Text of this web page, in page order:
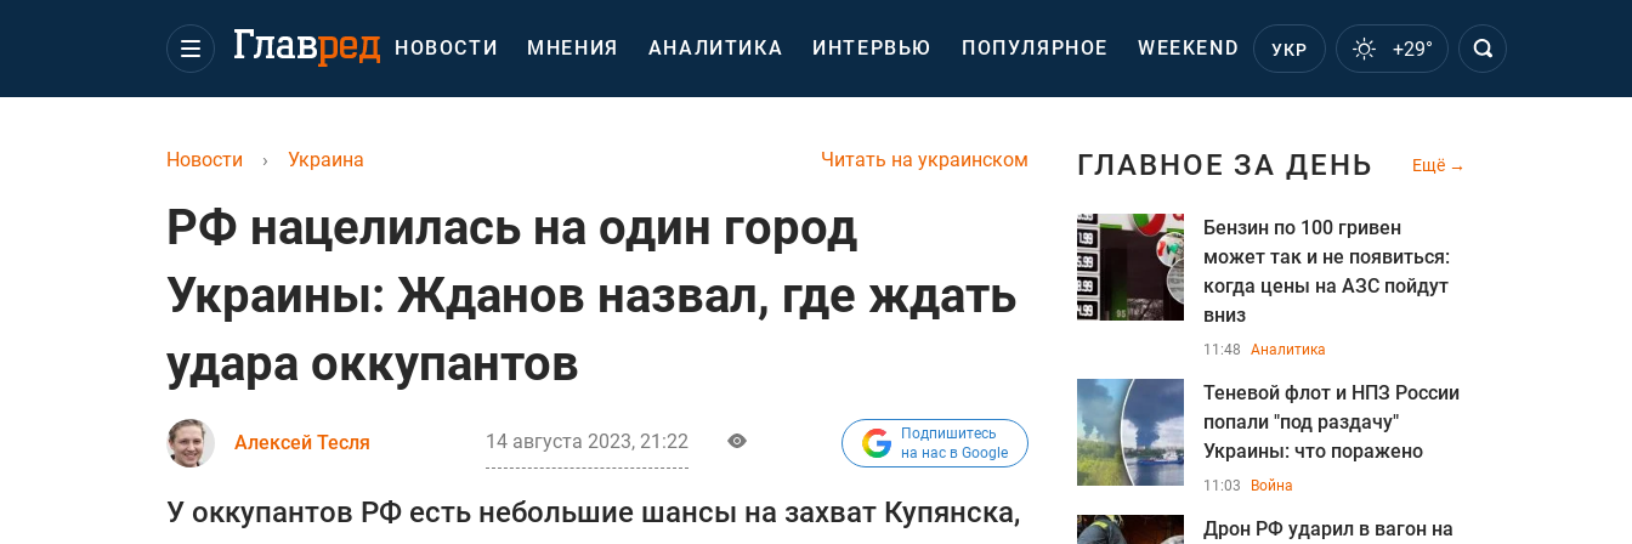
НОВОСТИ МНЕНИЯ АНАЛИТИКА ИНТЕРВЬЮ ПОПУЛЯРНОЕ WEEKEND УКР +29°
Читать на украинском
Новости › Украина
РФ нацелилась на один город
Украины: Жданов назвал, где ждать
удара оккупантов
Алексей Тесля 14 августа 2023, 21:22
Подпишитесь
на нас в Google
У оккупантов РФ есть небольшие шансы на захват Купянска,
ГЛАВНОЕ ЗА ДЕНЬ Ещё
Бензин по 100 гривен
может так и не появиться:
когда цены на АЗС пойдут
вниз
11:48 Аналитика
Теневой флот и НПЗ России
попали "под раздачу"
Украины: что поражено
11:03 Война
Дрон РФ ударил в вагон на